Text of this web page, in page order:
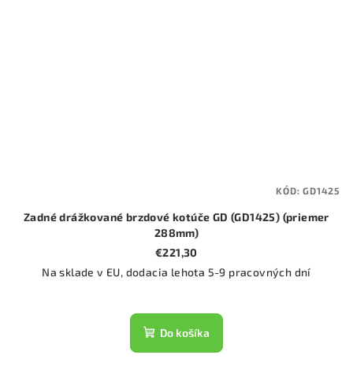
Zadné drážkované brzdové kotúče GD (GD1425) (priemer
288mm)
€221,30
Na sklade v EU, dodacia lehota 5-9 pracovných dní
Do košíka
KÓD:GD1425